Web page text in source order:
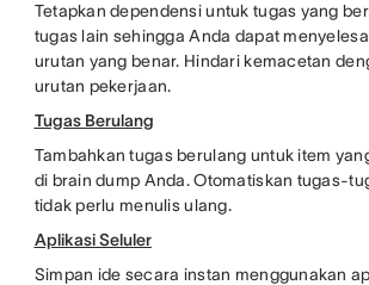
Tetapkan dependensi untuk tugas yang
tugas lain sehingga Anda dapat
urutan yang benar. Hindari kemacetan
urutan pekerjaan.
Tugas Berulang
Tambahkan tugas berulang untuk item
di brain dump Anda. Otomatiskan tugas-
tidak perlu menulis ulang.
Aplikasi Seluler
Simpan ide secara instan menggunakan